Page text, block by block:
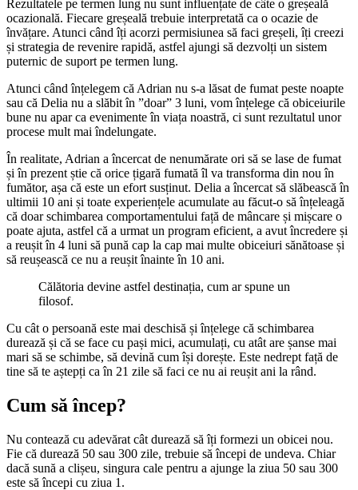
Rezultatele pe termen lung nu sunt influențate de câte o greșeală
ocazională. Fiecare greșeală trebuie interpretată ca o ocazie de
învățare. Atunci când îți acorzi permisiunea să faci greșeli, îți creezi
și strategia de revenire rapidă, astfel ajungi să dezvolți un sistem
puternic de suport pe termen lung.
Atunci când înțelegem că Adrian nu s-a lăsat de fumat peste noapte
sau că Delia nu a slăbit în ”doar” 3 luni, vom înțelege că obiceiurile
bune nu apar ca evenimente în viața noastră, ci sunt rezultatul unor
procese mult mai îndelungate.
În realitate, Adrian a încercat de nenumărate ori să se lase de fumat
și în prezent știe că orice țigară fumată îl va transforma din nou în
fumător, așa că este un efort susținut. Delia a încercat să slăbească în
ultimii 10 ani și toate experiențele acumulate au făcut-o să înțeleagă
că doar schimbarea comportamentului față de mâncare și mișcare o
poate ajuta, astfel că a urmat un program eficient, a avut încredere și
a reușit în 4 luni să pună cap la cap mai multe obiceiuri sănătoase și
să reușească ce nu a reușit înainte în 10 ani.
Călătoria devine astfel destinația, cum ar spune un
filosof.
Cu cât o persoană este mai deschisă și înțelege că schimbarea
durează și că se face cu pași mici, acumulați, cu atât are șanse mai
mari să se schimbe, să devină cum își dorește. Este nedrept față de
tine să te aștepți ca în 21 zile să faci ce nu ai reușit ani la rând.
Cum să încep?
Nu contează cu adevărat cât durează să îți formezi un obicei nou.
Fie că durează 50 sau 300 zile, trebuie să începi de undeva. Chiar
dacă sună a clișeu, singura cale pentru a ajunge la ziua 50 sau 300
este să începi cu ziua 1.